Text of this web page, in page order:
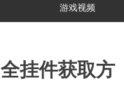
游戏视频
挂件获取方